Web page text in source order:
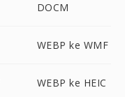
DOCM
WEBP ke WMF
WEBP ke HEIC